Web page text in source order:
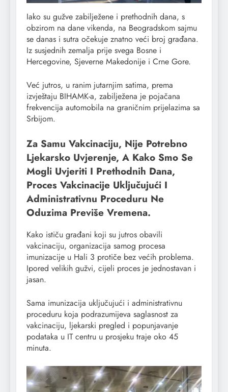
Iako su gužve zabilježene i prethodnih dana, s
obzirom na dane vikenda, na Beogradskom sajmu
se danas i sutra očekuje znatno veći broj građana.
Iz susjednih zemalja prije svega Bosne i
Hercegovine, Sjeverne Makedonije i Crne Gore.
Već jutros, u ranim jutarnjim satima, prema
izvještaju BIHAMK-a, zabilježena je pojačana
frekvencija automobila na graničnim prijelazima sa
Srbijom.
Za Samu Vakcinaciju, Nije Potrebno
Ljekarsko Uvjerenje, A Kako Smo Se
Mogli Uvjeriti I Prethodnih Dana,
Proces Vakcinacije Uključujući I
Administrativnu Proceduru Ne
Oduzima Previše Vremena.
Kako ističu građani koji su jutros obavili
vakcinaciju, organizacija samog procesa
imunizacije u Hali 3 protiče bez većih problema.
Ipored velikih gužvi, cijeli proces je jednostavan i
jasan.
Sama imunizacija uključujući i administrativnu
proceduru koja podrazumijeva saglasnost za
vakcinaciju, ljekarski pregled i popunjavanje
podataka u IT centru u prosjeku traje oko 45
minuta.